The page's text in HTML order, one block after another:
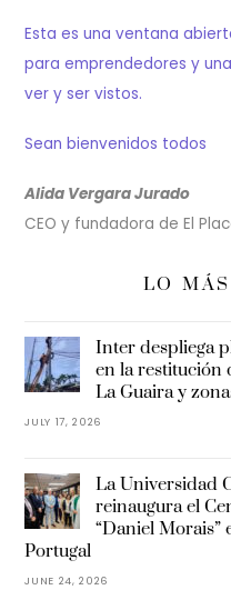
Esta es una ventana
para emprendedores y
ver y ser vistos.
Sean bienvenidos todos
Alida Vergara Jurado
CEO y fundadora de El
LO
Inter despliega
en la restitución
La Guaira y
JULY 17, 2026
La Universidad
reinaugura el
“Daniel Morais”
Portugal
JUNE 24, 2026